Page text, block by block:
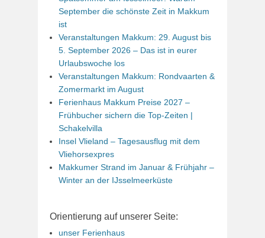
September die schönste Zeit in Makkum
ist
Veranstaltungen Makkum: 29. August bis
5. September 2026 – Das ist in eurer
Urlaubswoche los
Veranstaltungen Makkum: Rondvaarten &
Zomermarkt im August
Ferienhaus Makkum Preise 2027 –
Frühbucher sichern die Top-Zeiten |
Schakelvilla
Insel Vlieland – Tagesausflug mit dem
Vliehorsexpres
Makkumer Strand im Januar & Frühjahr –
Winter an der IJsselmeerküste
Orientierung auf unserer Seite:
unser Ferienhaus